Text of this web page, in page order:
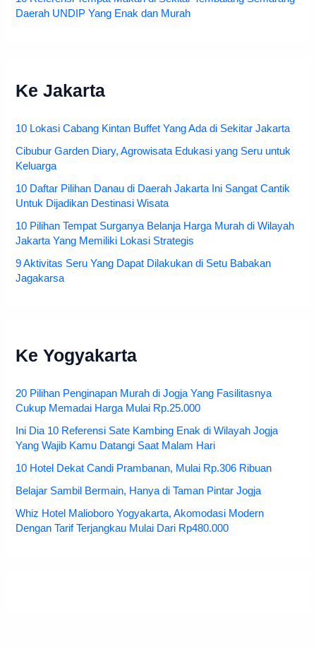
Daerah UNDIP Yang Enak dan Murah
Ke Jakarta
10 Lokasi Cabang Kintan Buffet Yang Ada di Sekitar Jakarta
Cibubur Garden Diary, Agrowisata Edukasi yang Seru untuk
Keluarga
10 Daftar Pilihan Danau di Daerah Jakarta Ini Sangat Cantik
Untuk Dijadikan Destinasi Wisata
10 Pilihan Tempat Surganya Belanja Harga Murah di Wilayah
Jakarta Yang Memiliki Lokasi Strategis
9 Aktivitas Seru Yang Dapat Dilakukan di Setu Babakan
Jagakarsa
Ke Yogyakarta
20 Pilihan Penginapan Murah di Jogja Yang Fasilitasnya
Cukup Memadai Harga Mulai Rp.25.000
Ini Dia 10 Referensi Sate Kambing Enak di Wilayah Jogja
Yang Wajib Kamu Datangi Saat Malam Hari
10 Hotel Dekat Candi Prambanan, Mulai Rp.306 Ribuan
Belajar Sambil Bermain, Hanya di Taman Pintar Jogja
Whiz Hotel Malioboro Yogyakarta, Akomodasi Modern
Dengan Tarif Terjangkau Mulai Dari Rp480.000